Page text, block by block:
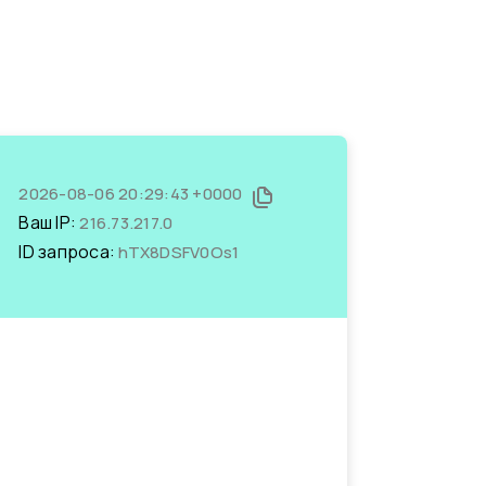
2026-08-06 20:29:43 +0000
Ваш IP:216.73.217.0
ID запроса:hTX8DSFV0Os1